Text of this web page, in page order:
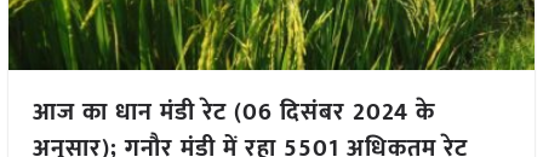
आज का धान मंडी रेट (06 दिसंबर 2024 के
अनुसार); गनौर मंडी में रहा 5501 अधिकतम रेट